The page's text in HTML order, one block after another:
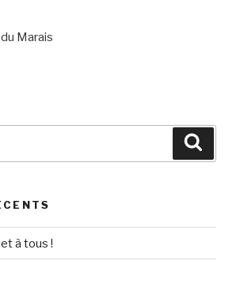
Marais
à tous !